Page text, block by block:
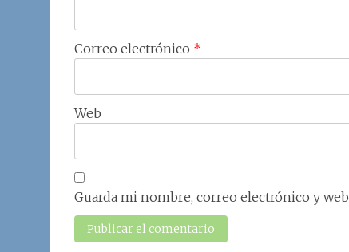
Correo electrónico *
Web
Guarda mi nombre, correo electrónico y